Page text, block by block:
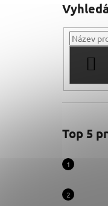
Top 5